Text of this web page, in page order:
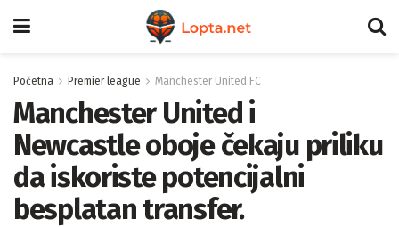
Početna Premier league Manchester United FC
Manchester United i
Newcastle oboje čekaju priliku
da iskoriste potencijalni
besplatan transfer.